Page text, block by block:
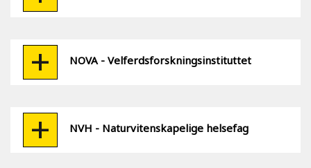
NOVA - Velferdsforskningsinstituttet
NVH - Naturvitenskapelige helsefag